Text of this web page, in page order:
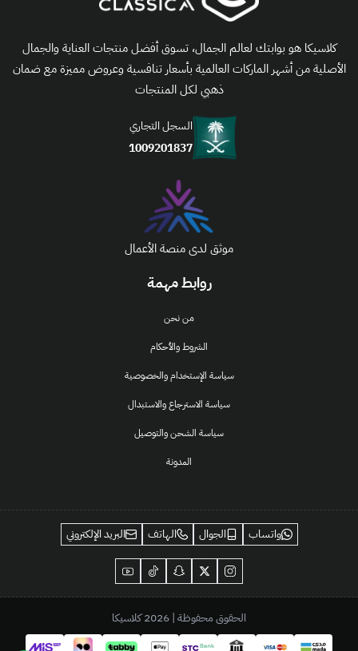
روابط مهمة
من نحن
الشروط والأحكام
سياسة الإستخدام والخصوصية
سياسة الاسترجاع والاستبدال
سياسة الشحن والتوصيل
المدونة
كلاسيكا هو بوابتك لعالم الجمال، تسوق أفضل منتجات العناية والجمال
الأصلية من أشهر الماركات العالمية بأسعار تنافسية وعروض مميزة مع ضمان
ذهبي لكل المنتجات
السجل التجاري
1009201837
موثق لدى منصة الأعمال
واتساب الجوال الهاتف البريد الإلكتروني
الحقوق محفوظة | 2026 كلاسيكا